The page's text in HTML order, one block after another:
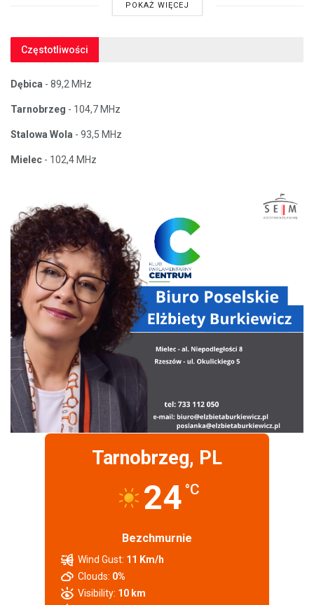
POKAŻ WIĘCEJ
Częstotliwości
Dębica - 89,2 MHz
Tarnobrzeg - 104,7 MHz
Stalowa Wola - 93,5 MHz
Mielec - 102,4 MHz
Tarnobrzeg, PL
24 °C
Bezchmurnie
Wind Gust: 11 Km/h
Clouds: 0%
Visibility: 10 km